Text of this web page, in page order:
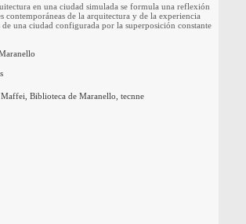
en una ciudad simulada se formula una reflexión
contemporáneas de la arquitectura y de la experiencia
una ciudad configurada por la superposición constante